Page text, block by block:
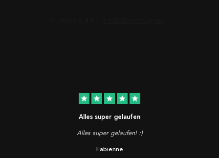
star star star star star
Alles super gelaufen
Alles super gelaufen! :)
Fabienne